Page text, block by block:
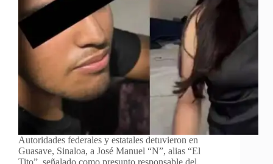
Autoridades federales y estatales detuvieron en
Guasave, Sinaloa, a José Manuel “N”, alias “El
Tito”, señalado como presunto responsable del